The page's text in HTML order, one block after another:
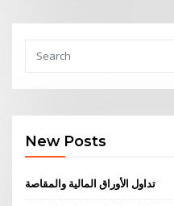
New Posts
تداول الأوراق المالية والمقاصة